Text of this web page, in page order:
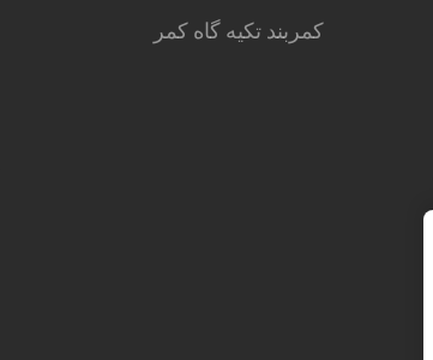
کمربند تکیه گاه کمر